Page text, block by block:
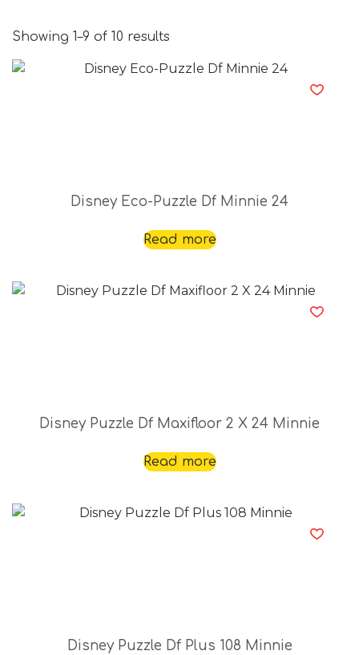
Showing 1–9 of 10 results
Disney Eco-Puzzle Df Minnie 24
Read more
Disney Puzzle Df Maxifloor 2 X 24 Minnie
Read more
Disney Puzzle Df Plus 108 Minnie